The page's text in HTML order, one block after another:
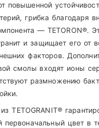
повышенной
грибка благодаря
— TETORON®.
и защищает его от
факторов.
смолы входят ионы
размножению
TETOGRANIT®
первоначальный цвет в